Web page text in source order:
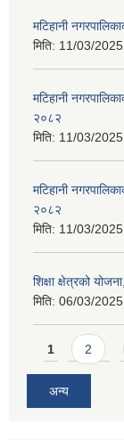
मटिहानी
मिति: 11/03/
मटिहानी
२०८२
मिति: 11/03/
मटिहानी
२०८२
मिति: 11/03/
शिक्षा क्षेत्रको
मिति: 06/03/
Pages
1 2
अन्य